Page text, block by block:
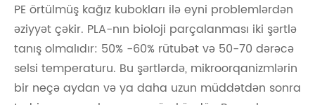
PE örtülmüş kağız kubokları ilə eyni problemlərdən
əziyyət çəkir. PLA-nın bioloji parçalanması iki şərtlə
tanış olmalıdır: 50% -60% rütubət və 50-70 dərəcə
selsi temperaturu. Bu şərtlərdə, mikroorqanizmlərin
bir neçə aydan və ya daha uzun müddətdən sonra